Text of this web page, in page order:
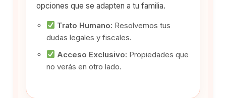
opciones que se adapten a tu familia.
Trato Humano: Resolvemos tus
dudas legales y fiscales.
Acceso Exclusivo: Propiedades que
no verás en otro lado.